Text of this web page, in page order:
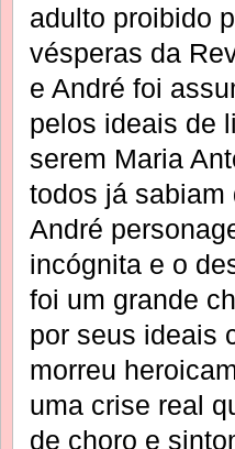
adulto proibido
vésperas da
e André foi
pelos ideais de
serem Maria
todos já sabiam
André
incógnita e o
foi um grande
por seus ideais
morreu
uma crise real
de choro e